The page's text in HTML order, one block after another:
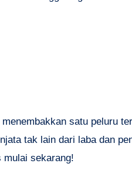
satu peluru
tak lain dari laba dan
mulai sekarang!